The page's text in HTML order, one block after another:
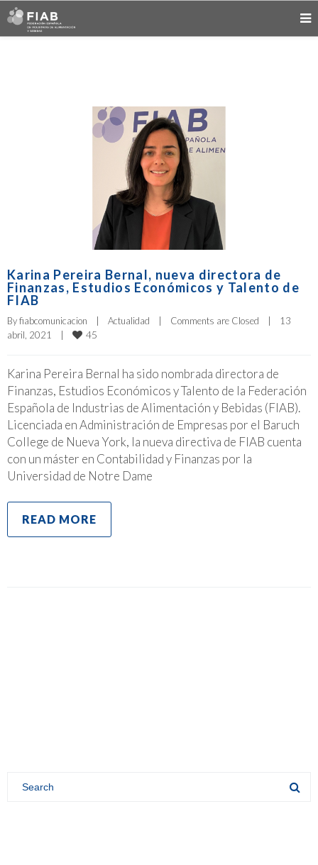
Karina Pereira Bernal, nueva directora de
Finanzas, Estudios Económicos y Talento de
FIAB
By fiabcomunicacion Actualidad Comments are Closed
13
abril, 2021
45
Karina Pereira Bernal ha sido nombrada directora de
Finanzas, Estudios Económicos y Talento de la Federación
Española de Industrias de Alimentación y Bebidas (FIAB).
Licenciada en Administración de Empresas por el Baruch
College de Nueva York, la nueva directiva de FIAB cuenta
con un máster en Contabilidad y Finanzas por la
Universidad de Notre Dame
READ MORE